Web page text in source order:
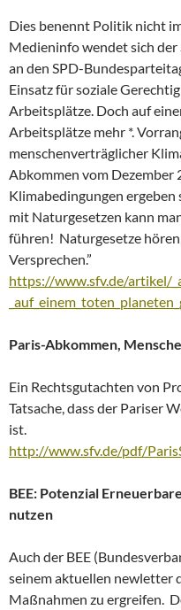
Dies benennt Politik nicht
Medieninfo wendet sich
an den SPD-
Einsatz für soziale
Arbeitsplätze. Doch auf
Arbeitsplätze mehr *.
menschenverträglicher
Abkommen vom Dezember
Klimabedingungen
mit Naturgesetzen kann
führen! Naturgesetze
Versprechen.”
https://www.sfv.de/artikel/
Paris-Abkommen,
Ein Rechtsgutachten von
Tatsache, dass der Pariser
ist.
http://www.sfv.de/pdf/
BEE: Potenzial
nutzen
Auch der BEE
seinem aktuellen newletter
Maßnahmen zu ergreifen.